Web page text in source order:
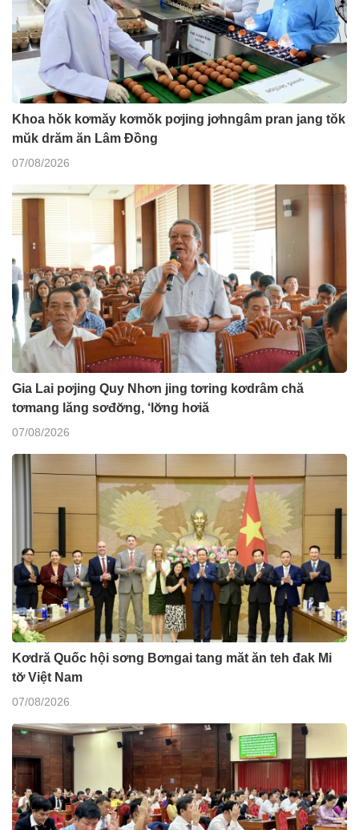
Khoa hŏk kơmăy kơmŏk pơjing jơhngâm pran jang tŏk
mŭk drăm ăn Lâm Đồng
07/08/2026
Gia Lai pơjing Quy Nhơn jing tơring kơdrâm chă
tơmang lăng sơđơ̆ng, ‘lơ̆ng hơiă
07/08/2026
Kơdră Quốc hội sơng Bơngai tang măt ăn teh đak Mi
tơ̆ Việt Nam
07/08/2026